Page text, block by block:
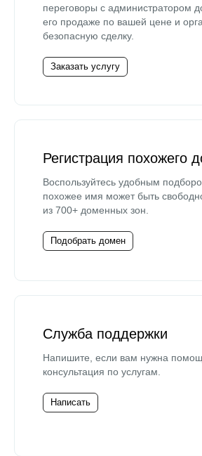
переговоры с администратором
его продаже по вашей цене и
безопасную сделку.
Заказать услугу
Регистрация похожего
Воспользуйтесь удобным
похожее имя может быть
из 700+ доменных зон.
Подобрать домен
Служба поддержки
Напишите, если вам нужна
консультация по услугам.
Написать